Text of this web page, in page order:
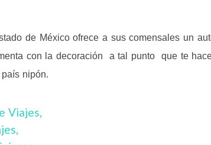
de México ofrece a sus comensales un
con la decoración a tal punto que te
nipón.